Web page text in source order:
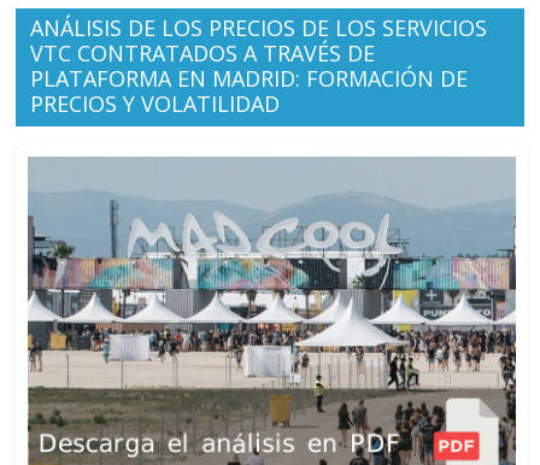
ANÁLISIS DE LOS PRECIOS DE LOS SERVICIOS
VTC CONTRATADOS A TRAVÉS DE
PLATAFORMA EN MADRID: FORMACIÓN DE
PRECIOS Y VOLATILIDAD